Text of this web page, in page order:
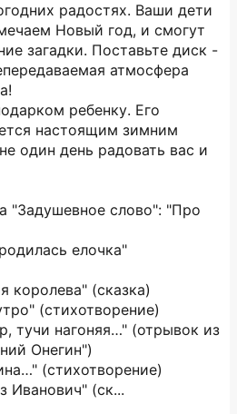
радостях. Ваши дети
Новый год, и смогут
загадки. Поставьте диск -
атмосфера
ребенку. Его
настоящим зимним
один день радовать вас и
"Задушевное слово": "Про
елочка"
королева" (сказка)
(стихотворение)
тучи нагоняя…" (отрывок из
Онегин")
(стихотворение)
Иванович" (ск...